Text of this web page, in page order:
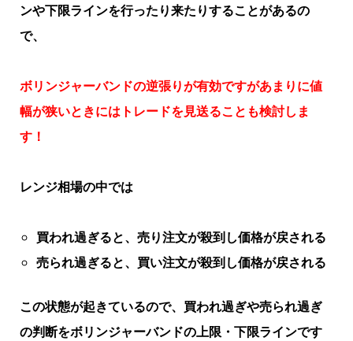
ンや下限ラインを行ったり来たりすることがあるの
で、
ボリンジャーバンドの逆張りが有効ですがあまりに値
幅が狭いときにはトレードを見送ることも検討しま
す！
レンジ相場の中では
買われ過ぎると、売り注文が殺到し価格が戻される
売られ過ぎると、買い注文が殺到し価格が戻される
この状態が起きているので、買われ過ぎや売られ過ぎ
の判断をボリンジャーバンドの上限・下限ラインです